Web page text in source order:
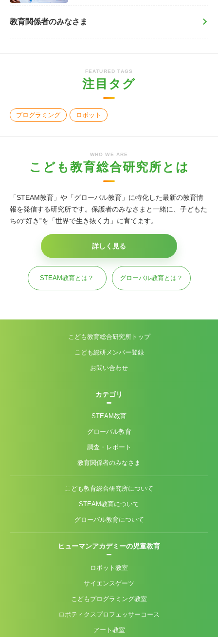
教育関係者のみなさま
注目タグ
FEATURED TAGS
プログラミング ロボット
こども教育総合研究所とは
WHO WE ARE
「STEAM教育」や「グローバル教育」に特化した最新の教育情
報を発信する研究所です。保護者のみなさまと一緒に、子どもた
ちの“好き”を「世界で生き抜く力」に育てます。
詳しく見る
STEAM教育とは？ グローバル教育とは？
こども教育総合研究所トップ
こども総研メンバー登録
お問い合わせ
カテゴリ
STEAM教育
グローバル教育
調査・レポート
教育関係者のみなさま
こども教育総合研究所について
STEAM教育について
グローバル教育について
ヒューマンアカデミーの児童教育
ロボット教室
サイエンスゲーツ
こどもプログラミング教室
ロボティクスプロフェッサーコース
アート教室